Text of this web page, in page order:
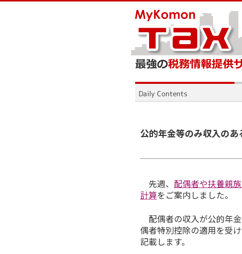
公的年金等のみ収入の
先週、 配偶者や扶養親
計算をご案内しました。
配偶者の収入が公的年
偶者特別控除の適用を受
記載します。